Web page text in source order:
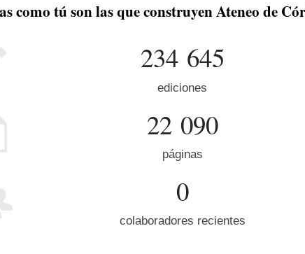
como tú son las que construyen Ateneo de
234 645
ediciones
22 090
páginas
0
colaboradores recientes